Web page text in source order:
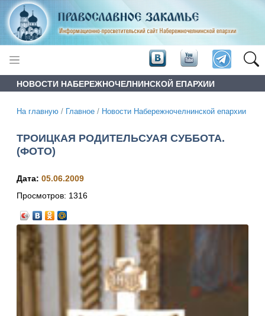
НОВОСТИ НАБЕРЕЖНОЧЕЛНИНСКОЙ ЕПАРХИИ
На главную / Главное / Новости Набережночелнинской епархии
ТРОИЦКАЯ РОДИТЕЛЬСУАЯ СУББОТА.
(ФОТО)
Дата: 05.06.2009
Просмотров: 1316